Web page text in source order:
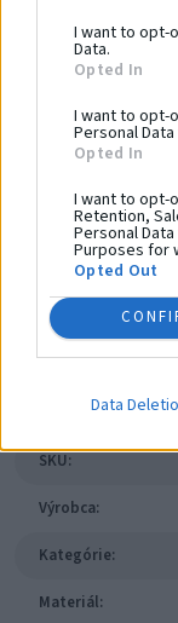
I want to opt-
Data.
Opted In
I want to opt-
Personal
Opted In
I want to opt-
Retention,
Personal
Purposes for
Opted Out
Data
Šírka zariadenia:
Výška zariadenia:
Bezpečnostná
Kapacita:
Veková kategória:
Výška voľného pádu:
Dĺžka
Šírka
Plocha
Obvod
Parametre
SKU:
Výrobca:
Kategórie:
Materiál: